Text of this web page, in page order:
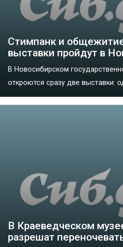
Стимпанк и
выставки пройдут в
В Новосибирском
откроются сразу две выставки:
В Краеведческом
разрешат